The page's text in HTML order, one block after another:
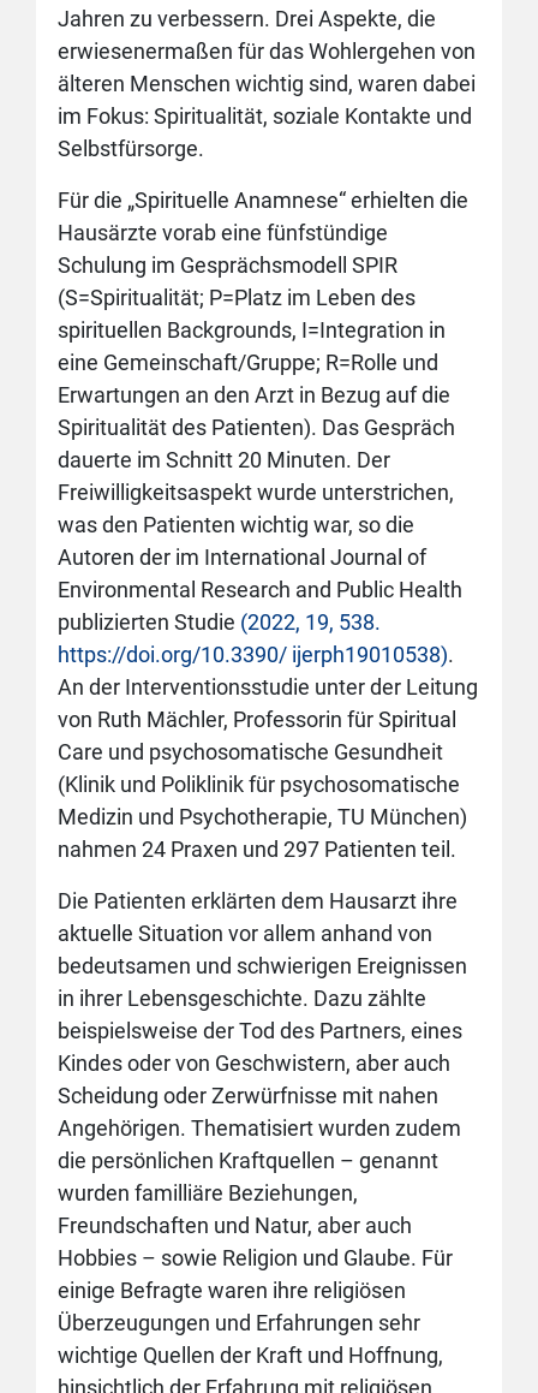
Jahren zu verbessern. Drei Aspekte, die
erwiesenermaßen für das Wohlergehen von
älteren Menschen wichtig sind, waren dabei
im Fokus: Spiritualität, soziale Kontakte und
Selbstfürsorge.
Für die „Spirituelle Anamnese“ erhielten die
Hausärzte vorab eine fünfstündige
Schulung im Gesprächsmodell SPIR
(S=Spiritualität; P=Platz im Leben des
spirituellen Backgrounds, I=Integration in
eine Gemeinschaft/Gruppe; R=Rolle und
Erwartungen an den Arzt in Bezug auf die
Spiritualität des Patienten). Das Gespräch
dauerte im Schnitt 20 Minuten. Der
Freiwilligkeitsaspekt wurde unterstrichen,
was den Patienten wichtig war, so die
Autoren der im International Journal of
Environmental Research and Public Health
publizierten Studie (2022, 19, 538.
https://doi.org/10.3390/ ijerph19010538).
An der Interventionsstudie unter der Leitung
von Ruth Mächler, Professorin für Spiritual
Care und psychosomatische Gesundheit
(Klinik und Poliklinik für psychosomatische
Medizin und Psychotherapie, TU München)
nahmen 24 Praxen und 297 Patienten teil.
Die Patienten erklärten dem Hausarzt ihre
aktuelle Situation vor allem anhand von
bedeutsamen und schwierigen Ereignissen
in ihrer Lebensgeschichte. Dazu zählte
beispielsweise der Tod des Partners, eines
Kindes oder von Geschwistern, aber auch
Scheidung oder Zerwürfnisse mit nahen
Angehörigen. Thematisiert wurden zudem
die persönlichen Kraftquellen – genannt
wurden familliäre Beziehungen,
Freundschaften und Natur, aber auch
Hobbies – sowie Religion und Glaube. Für
einige Befragte waren ihre religiösen
Überzeugungen und Erfahrungen sehr
wichtige Quellen der Kraft und Hoffnung,
hinsichtlich der Erfahrung mit religiösen